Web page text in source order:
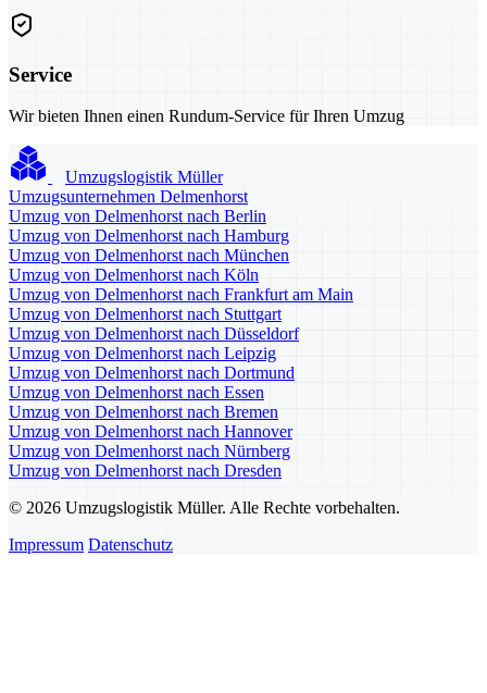
Service
Wir bieten Ihnen einen Rundum-Service für Ihren Umzug
Umzugslogistik Müller
Umzugsunternehmen Delmenhorst
Umzug von Delmenhorst nach Berlin
Umzug von Delmenhorst nach Hamburg
Umzug von Delmenhorst nach München
Umzug von Delmenhorst nach Köln
Umzug von Delmenhorst nach Frankfurt am Main
Umzug von Delmenhorst nach Stuttgart
Umzug von Delmenhorst nach Düsseldorf
Umzug von Delmenhorst nach Leipzig
Umzug von Delmenhorst nach Dortmund
Umzug von Delmenhorst nach Essen
Umzug von Delmenhorst nach Bremen
Umzug von Delmenhorst nach Hannover
Umzug von Delmenhorst nach Nürnberg
Umzug von Delmenhorst nach Dresden
© 2026 Umzugslogistik Müller. Alle Rechte vorbehalten.
Impressum Datenschutz